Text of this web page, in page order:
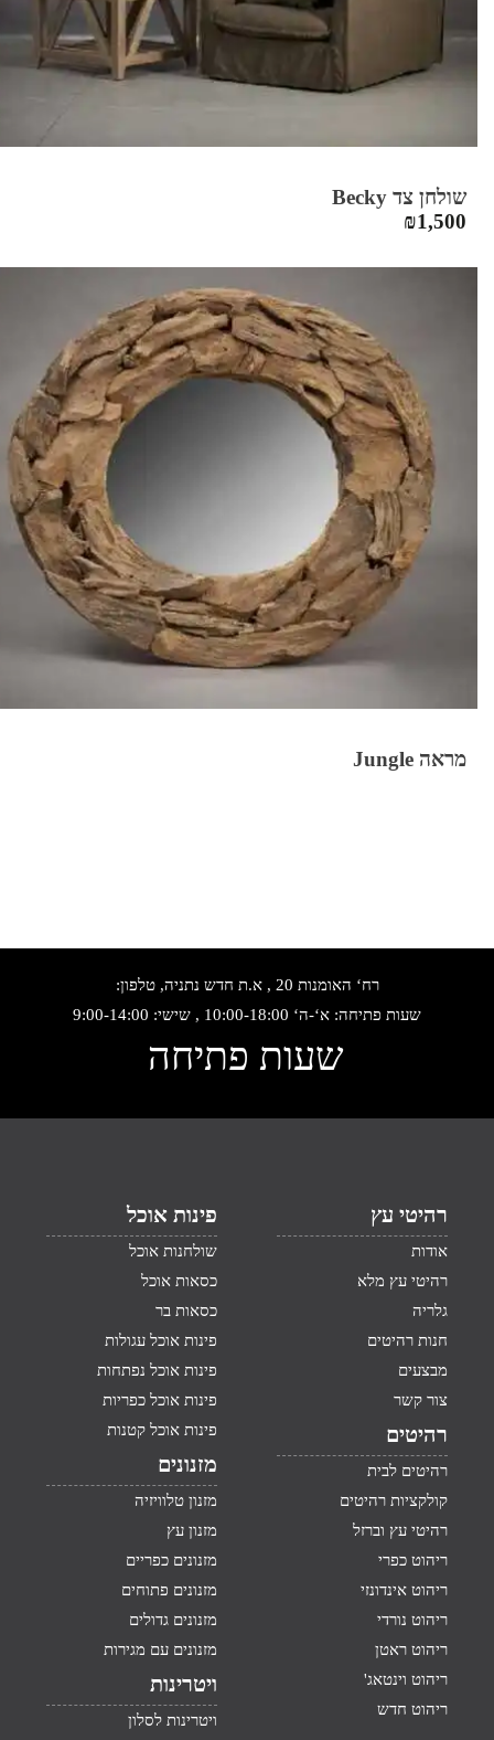
שולחן צד Becky
₪1,500
מראה Jungle
רח‘ האומנות 20 , א.ת חדש נתניה, טלפון:
שעות פתיחה: א‘-ה‘ 10:00-18:00 , שישי: 9:00-14:00
שעות פתיחה
רהיטי עץ
אודות
רהיטי עץ מלא
גלריה
חנות רהיטים
מבצעים
צור קשר
רהיטים
רהיטים לבית
קולקציות רהיטים
רהיטי עץ וברזל
ריהוט כפרי
ריהוט אינדונזי
ריהוט נורדי
ריהוט ראטן
ריהוט וינטאג'
ריהוט חדש
פינות אוכל
שולחנות אוכל
כסאות אוכל
כסאות בר
פינות אוכל עגולות
פינות אוכל נפתחות
פינות אוכל כפריות
פינות אוכל קטנות
מזנונים
מזנון טלוויזיה
מזנון עץ
מזנונים כפריים
מזנונים פתוחים
מזנונים גדולים
מזנונים עם מגירות
ויטרינות
ויטרינות לסלון